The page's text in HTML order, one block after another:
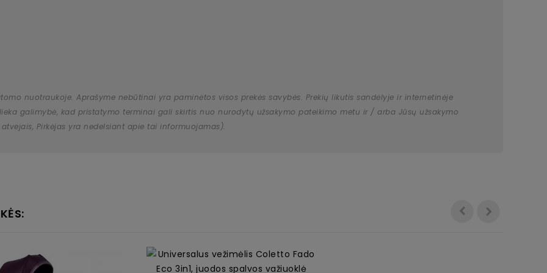
nuotraukoje. Aprašyme nebūtinai yra paminėtos visos prekės savybės. Prekių likutis sandėlyje ir internetinėje
galimybė, kad pristatymo terminai gali skirtis nuo nurodytų užsakymo pateikimo metu ir / arba Jūsų užsakymo
Pirkėjas yra nedelsiant apie tai informuojamas).